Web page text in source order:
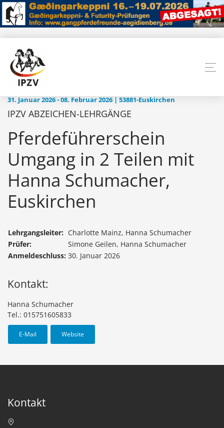
31. Januar 2026 - 08. Februar 2026 | 53881-Euskirchen
IPZV ABZEICHEN-LEHRGÄNGE
Pferdeführerschein
Umgang in 2 Teilen mit
Hanna Schumacher,
Euskirchen
Lehrgangsleiter: Charlotte Mainz, Hanna Schumacher
Prüfer:
Simone Geilen, Hanna Schumacher
Anmeldeschluss: 30. Januar 2026
Kontakt:
Hanna Schumacher
Tel.: 015751605833
E-Mail Website
Kontakt